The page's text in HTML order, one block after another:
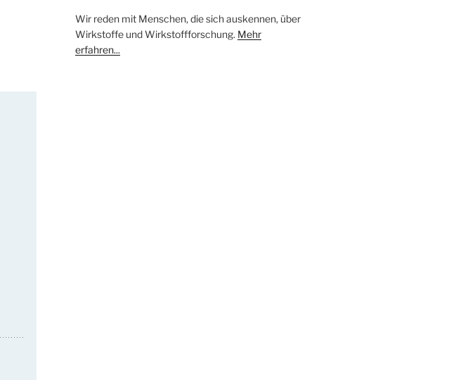
Wir reden mit Menschen, die sich auskennen, über
Wirkstoffe und Wirkstoffforschung. Mehr
erfahren...